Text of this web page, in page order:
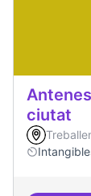
ciutat